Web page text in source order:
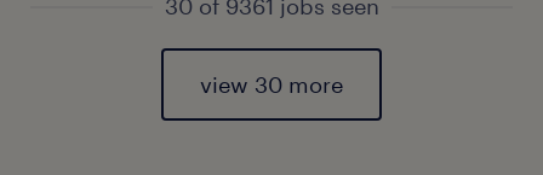
30 of 9361 jobs seen
view 30 more